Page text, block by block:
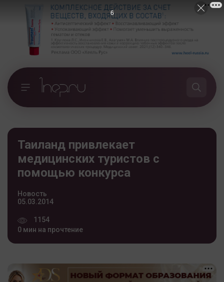
Таиланд привлекает
медицинских туристов с
помощью конкурса
Новость
05.03.2014
1154
0 мин на прочтение
5